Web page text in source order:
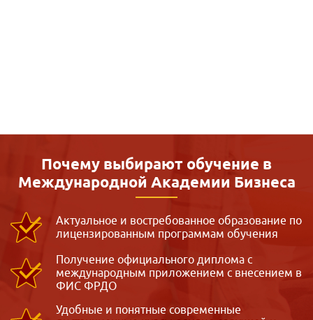
Почему выбирают обучение в
Международной Академии Бизнеса
Актуальное и востребованное образование по
лицензированным программам обучения
Получение официального диплома с
международным приложением с внесением в
ФИС ФРДО
Удобные и понятные современные